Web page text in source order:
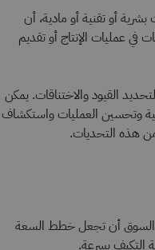
أو تقنية أو مادية، أن
في عمليات الإنتاج أو تقديم
القيود والاختناقات. يمكن
وتحسين العمليات واستكشاف
هذه التحديات.
السوق أن تجعل خطط السعة
بسرعة.